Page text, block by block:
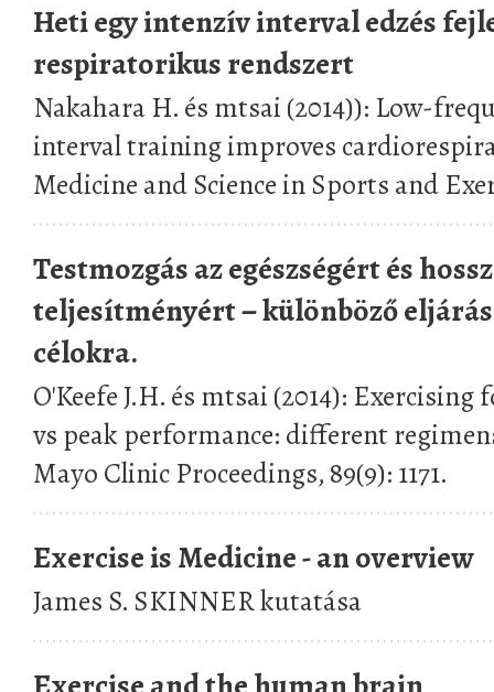
Heti egy intenzív interval edzés
respiratorikus rendszert
Nakahara H. és mtsai (2014)): Low-
interval training improves
Medicine and Science in Sports and
Testmozgás az egészségért és
teljesítményért − különböző
célokra.
O'Keefe J.H. és mtsai (2014):
vs peak performance: different
Mayo Clinic Proceedings, 89(9): 1171.
Exercise is Medicine - an overview
James S. SKINNER kutatása